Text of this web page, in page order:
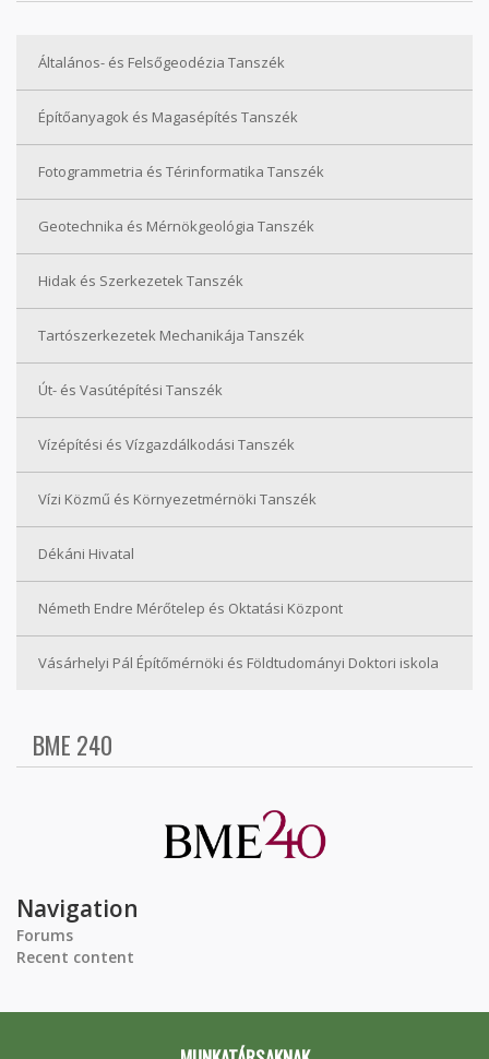
Általános- és Felsőgeodézia Tanszék
Építőanyagok és Magasépítés Tanszék
Fotogrammetria és Térinformatika Tanszék
Geotechnika és Mérnökgeológia Tanszék
Hidak és Szerkezetek Tanszék
Tartószerkezetek Mechanikája Tanszék
Út- és Vasútépítési Tanszék
Vízépítési és Vízgazdálkodási Tanszék
Vízi Közmű és Környezetmérnöki Tanszék
Dékáni Hivatal
Németh Endre Mérőtelep és Oktatási Központ
Vásárhelyi Pál Építőmérnöki és Földtudományi Doktori iskola
BME 240
Navigation
Forums
Recent content